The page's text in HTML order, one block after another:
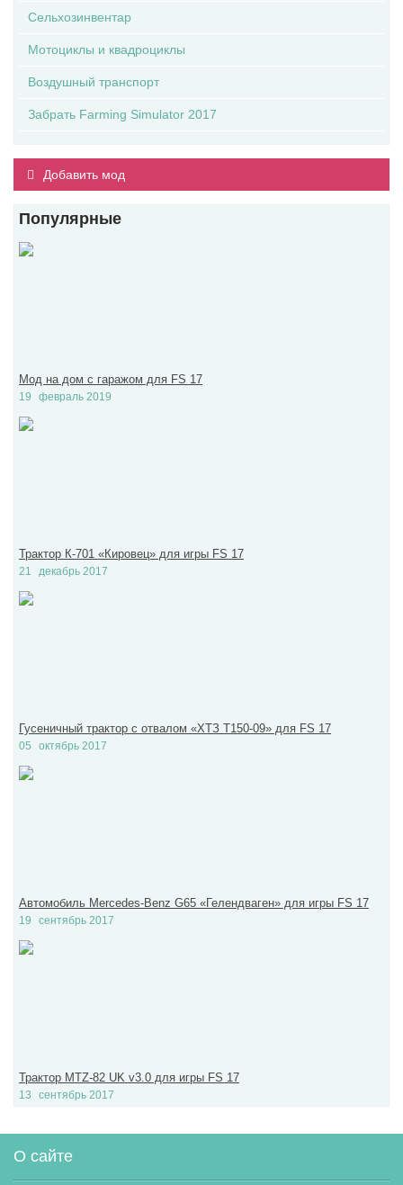
Сельхозинвентар
Мотоциклы и квадроциклы
Воздушный транспорт
Забрать Farming Simulator 2017
Добавить мод
Популярные
Мод на дом с гаражом для FS 17
19 февраль 2019
Трактор К-701 «Кировец» для игры FS 17
21 декабрь 2017
Гусеничный трактор с отвалом «ХТЗ Т150-09» для FS 17
05 октябрь 2017
Автомобиль Mercedes-Benz G65 «Гелендваген» для игры FS 17
19 сентябрь 2017
Трактор MTZ-82 UK v3.0 для игры FS 17
13 сентябрь 2017
О сайте